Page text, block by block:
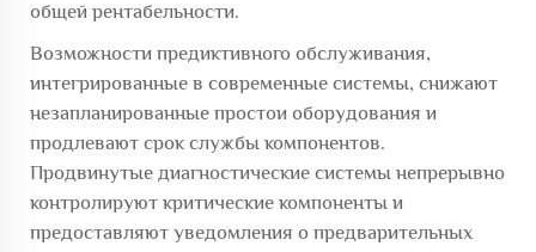
общей рентабельности.
Возможности предиктивного обслуживания,
интегрированные в современные системы, снижают
незапланированные простои оборудования и
продлевают срок службы компонентов.
Продвинутые диагностические системы непрерывно
контролируют критические компоненты и
предоставляют уведомления о предварительных